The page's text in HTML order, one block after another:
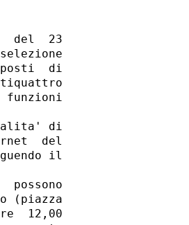
del  23
di
funzioni
di
del
il
possono
(piazza
12,00